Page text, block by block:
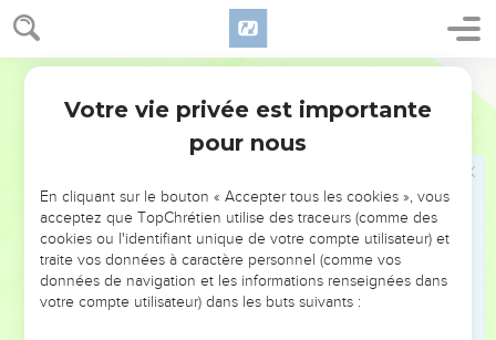
2 Corinthiens 9
possédiez toujours à tout point de vue de quoi satisfaire à
tous vos besoins et que vous ayez encore en abondance
pour toute œuvre bonne,
comme il est écrit : Il a distribué ses bienfaits, il a donné
aux pauvres ; sa justice subsiste à toujours.
Que celui qui fournit de la semence au semeur et du pain
pour sa nourriture vous fournisse et vous multiplie la
semence, et qu'il augmente les fruits de votre justice.
Ainsi vous serez enrichis à tout point de vue pour toutes
sortes d’actes de générosité qui, par notre intermédiaire,
feront monter des prières de reconnaissance vers Dieu.
Votre vie privée est importante
pour nous
En cliquant sur le bouton « Accepter tous les cookies », vous
acceptez que TopChrétien utilise des traceurs (comme des
cookies ou l'identifiant unique de votre compte utilisateur) et
traite vos données à caractère personnel (comme vos
données de navigation et les informations renseignées dans
votre compte utilisateur) dans les buts suivants :